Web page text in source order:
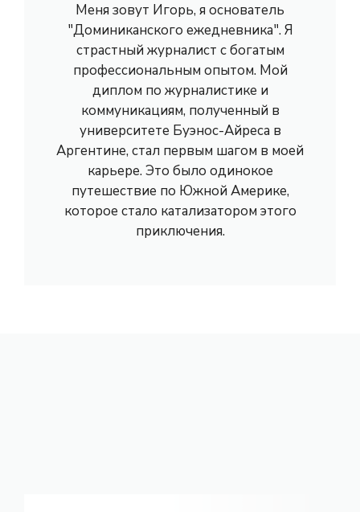
Меня зовут Игорь, я основатель
"Доминиканского ежедневника". Я
страстный журналист с богатым
профессиональным опытом. Мой
диплом по журналистике и
коммуникациям, полученный в
университете Буэнос-Айреса в
Аргентине, стал первым шагом в моей
карьере. Это было одинокое
путешествие по Южной Америке,
которое стало катализатором этого
приключения.